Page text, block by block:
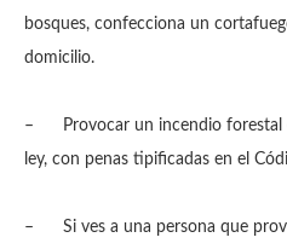
bosques, confecciona un
domicilio.
– Provocar un incendio forestal
ley, con penas tipificadas en el
– Si ves a una persona que